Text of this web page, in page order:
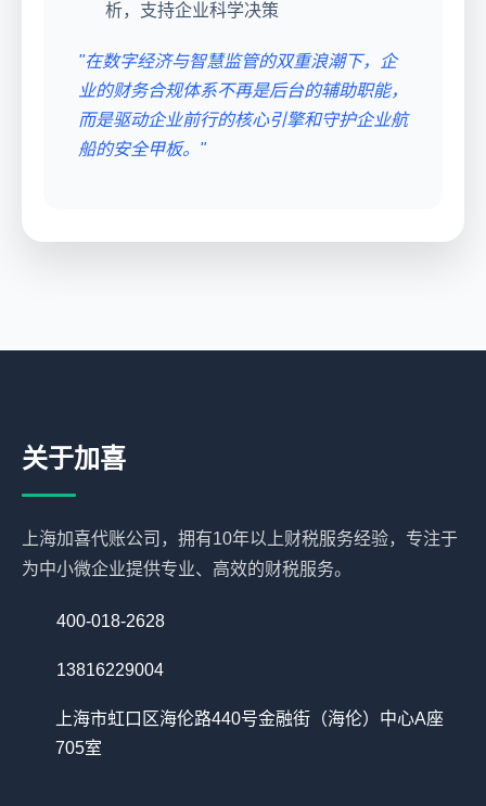
析，支持企业科学决策
"在数字经济与智慧监管的双重浪潮下，企
业的财务合规体系不再是后台的辅助职能，
而是驱动企业前行的核心引擎和守护企业航
船的安全甲板。"
关于加喜
上海加喜代账公司，拥有10年以上财税服务经验，专注于
为中小微企业提供专业、高效的财税服务。
400-018-2628
13816229004
上海市虹口区海伦路440号金融街（海伦）中心A座
705室